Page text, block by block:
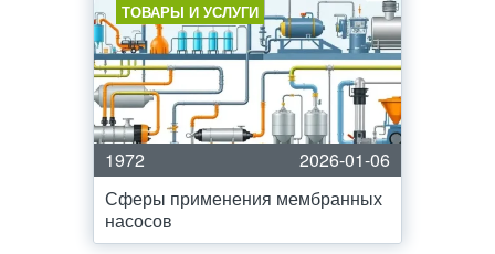
ТОВАРЫ И УСЛУГИ
1972
2026-01-06
Сферы применения мембранных
насосов